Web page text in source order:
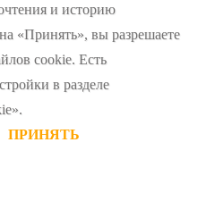
и историю
«Принять», вы разрешаете
cookie. Есть
в разделе
ПРИНЯТЬ